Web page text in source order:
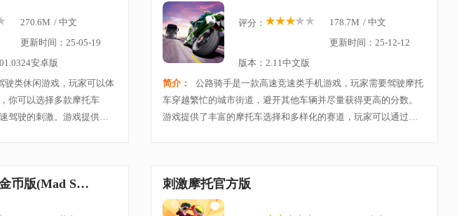
270.6M / 中文
更新时间：25-05-19
安卓版
驶类休闲游戏，玩家可以体
你可以选择多款摩托车
驾驶的刺激。游戏提供逼
评分： 178.7M / 中文
更新时间：25-12-12
版本：2.11中文版
简介：
公路骑手是一款高速竞速类手机游戏，玩家需要驾驶摩托
车穿越繁忙的城市街道，避开其他车辆并尽量获得更高的分数。
游戏提供了丰富的摩托车选择和多样化的赛道，玩家可以通过完
疯狂技能越野摩托车3无限金币版(Mad Skills MX 3) 刺激摩托官方版